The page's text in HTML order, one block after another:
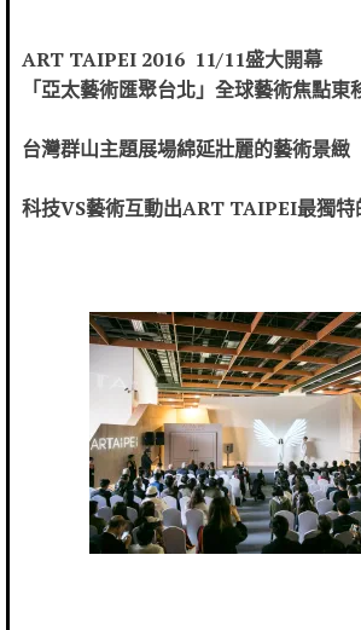
ART TAIPEI 2016 11/11盛大開幕
「亞太藝術匯聚台北」全球藝術焦點東
台灣群山主題展場綿延壯麗的藝術景緻
科技VS藝術互動出ART TAIPEI最獨特